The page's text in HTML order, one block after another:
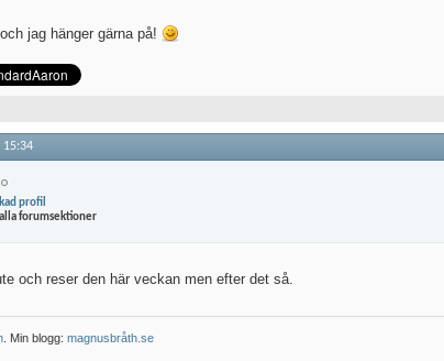
jag hänger gärna på!
15:34
profil
forumsektioner
och reser den här veckan men efter det så.
. Min blogg: magnusbråth.se